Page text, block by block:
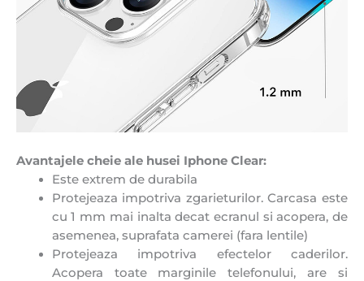
Avantajele cheie ale husei Iphone Clear:
Este extrem de durabila
Protejeaza impotriva zgarieturilor. Carcasa este
cu 1 mm mai inalta decat ecranul si acopera, de
asemenea, suprafata camerei (fara lentile)
Protejeaza impotriva efectelor caderilor.
Acopera toate marginile telefonului, are si